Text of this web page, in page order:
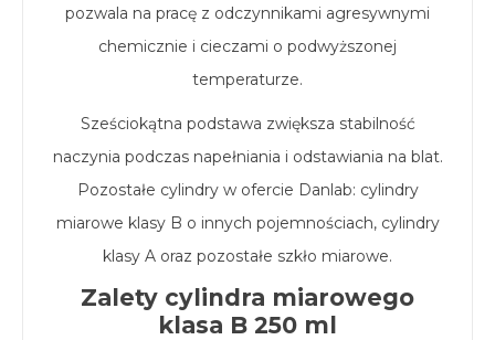
pozwala na pracę z odczynnikami agresywnymi
chemicznie i cieczami o podwyższonej
temperaturze.
Sześciokątna podstawa zwiększa stabilność
naczynia podczas napełniania i odstawiania na blat.
Pozostałe cylindry w ofercie Danlab: cylindry
miarowe klasy B o innych pojemnościach, cylindry
klasy A oraz pozostałe szkło miarowe.
Zalety cylindra miarowego
klasa B 250 ml